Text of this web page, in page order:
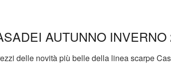
AUTUNNO
delle novità più belle della linea scarpe